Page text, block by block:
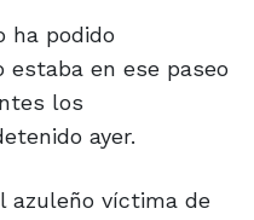
ha podido
en ese paseo
los
ayer.
azuleño víctima de